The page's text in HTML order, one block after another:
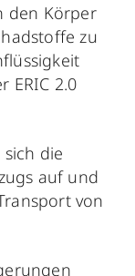
den Körper
zu
ERIC 2.0
die
auf und
von